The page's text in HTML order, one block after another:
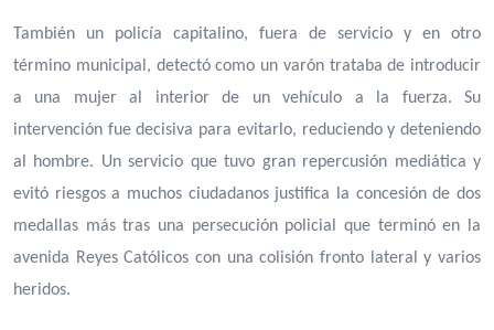
También un policía capitalino, fuera de servicio y en otro
término municipal, detectó como un varón trataba de introducir
a una mujer al interior de un vehículo a la fuerza. Su
intervención fue decisiva para evitarlo, reduciendo y deteniendo
al hombre. Un servicio que tuvo gran repercusión mediática y
evitó riesgos a muchos ciudadanos justifica la concesión de dos
medallas más tras una persecución policial que terminó en la
avenida Reyes Católicos con una colisión fronto lateral y varios
heridos.